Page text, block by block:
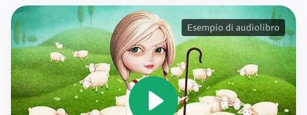
Esempio di audiolibro